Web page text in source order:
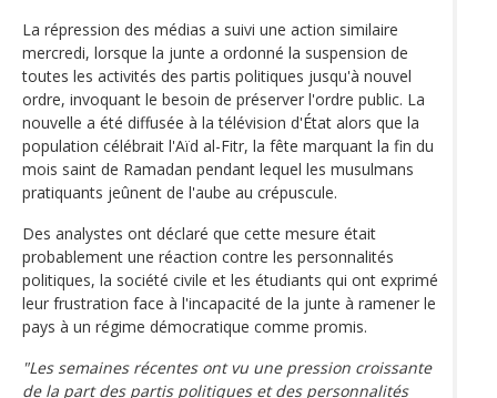
La répression des médias a suivi une action similaire
mercredi, lorsque la junte a ordonné la suspension de
toutes les activités des partis politiques jusqu'à nouvel
ordre, invoquant le besoin de préserver l'ordre public. La
nouvelle a été diffusée à la télévision d'État alors que la
population célébrait l'Aïd al-Fitr, la fête marquant la fin du
mois saint de Ramadan pendant lequel les musulmans
pratiquants jeûnent de l'aube au crépuscule.
Des analystes ont déclaré que cette mesure était
probablement une réaction contre les personnalités
politiques, la société civile et les étudiants qui ont exprimé
leur frustration face à l'incapacité de la junte à ramener le
pays à un régime démocratique comme promis.
"Les semaines récentes ont vu une pression croissante
de la part des partis politiques et des personnalités